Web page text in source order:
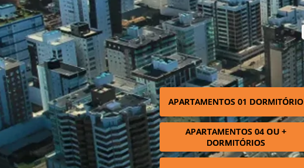
APARTAMENTOS 01 DORMITÓRIO
APARTAMENTOS 04 OU +
DORMITÓRIOS